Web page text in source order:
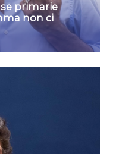
primarie
non ci